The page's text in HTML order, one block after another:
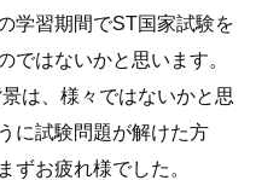
学習期間でST国家試験を
ではないかと思います。
は、様々ではないかと思
に試験問題が解けた方
ずお疲れ様でした。